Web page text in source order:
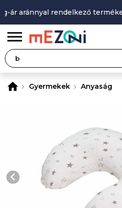
aránnyal rendelkező termékek
Gyermekek Anyaság